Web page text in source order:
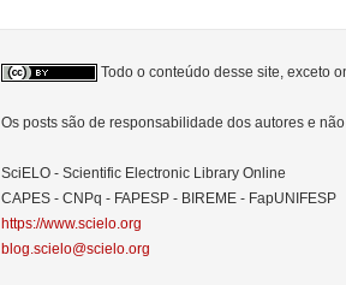
Todo o conteúdo desse site, exceto
Os posts são de responsabilidade dos autores e
SciELO - Scientific Electronic Library Online
CAPES - CNPq - FAPESP - BIREME - FapUNIFESP
https://www.scielo.org
blog.scielo@scielo.org